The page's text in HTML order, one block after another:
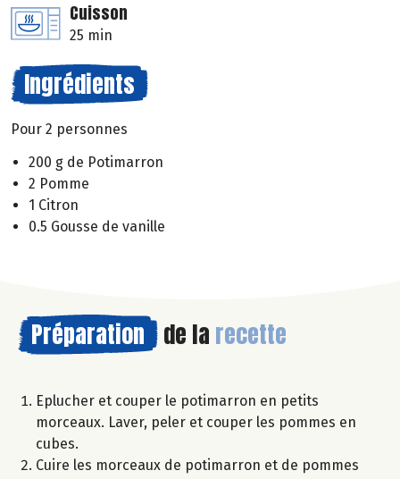
Cuisson
25 min
Ingrédients
Pour 2 personnes
200 g de Potimarron
2 Pomme
1 Citron
0.5 Gousse de vanille
Préparation de la recette
Eplucher et couper le potimarron en petits
morceaux. Laver, peler et couper les pommes en
cubes.
Cuire les morceaux de potimarron et de pommes